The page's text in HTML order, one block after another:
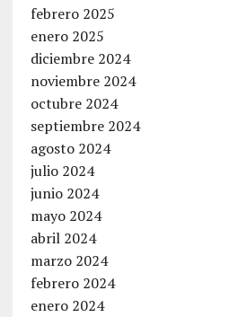
febrero 2025
enero 2025
diciembre 2024
noviembre 2024
octubre 2024
septiembre 2024
agosto 2024
julio 2024
junio 2024
mayo 2024
abril 2024
marzo 2024
febrero 2024
enero 2024